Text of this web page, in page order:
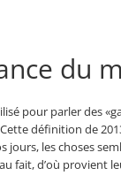
du
pour parler des
définition de
jours, les choses
fait, d’où provient